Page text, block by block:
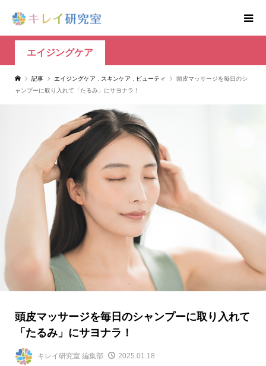
エイジングケア
記事 エイジングケア スキンケア ビューティ
頭皮マッサージを毎日のシ
ャンプーに取り入れて「たるみ」にサヨナラ！
頭皮マッサージを毎日のシャンプーに取り入れて
「たるみ」にサヨナラ！
キレイ研究室 編集部 2025.01.18